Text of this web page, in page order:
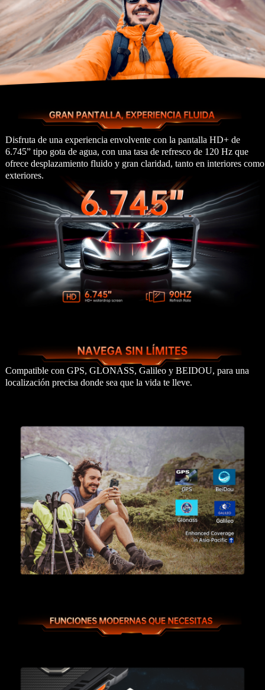
Disfruta de una experiencia envolvente con la pantalla HD+ de
6.745” tipo gota de agua, con una tasa de refresco de 120 Hz que
ofrece desplazamiento fluido y gran claridad, tanto en interiores como
exteriores.
Compatible con GPS, GLONASS, Galileo y BEIDOU, para una
localización precisa donde sea que la vida te lleve.